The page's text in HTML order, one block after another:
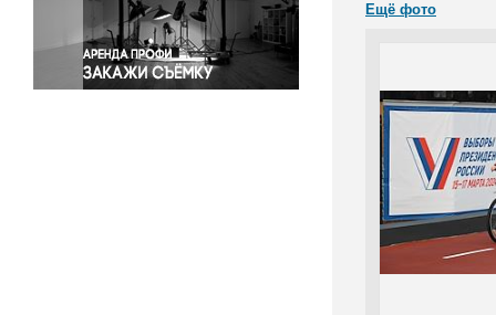
Экология
Экономика и бизнес
Ещё фото